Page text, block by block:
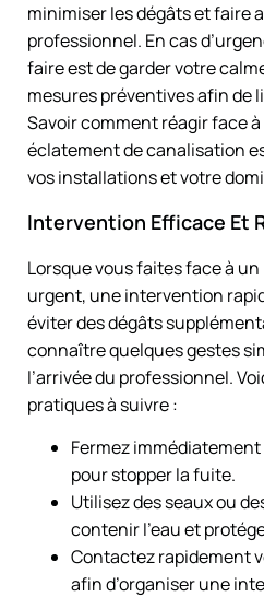
minimiser les dégâts et faire
professionnel. En cas
faire est de garder votre
mesures préventives afin de
Savoir comment réagir face
éclatement de canalisation
vos installations et votre
Intervention Efficace Et
Lorsque vous faites face à
urgent, une intervention
éviter des dégâts
connaître quelques gestes
l’arrivée du professionnel.
pratiques à suivre :
Fermez immédiatement
pour stopper la fuite.
Utilisez des seaux ou
contenir l’eau et
Contactez rapidement
afin d’organiser une